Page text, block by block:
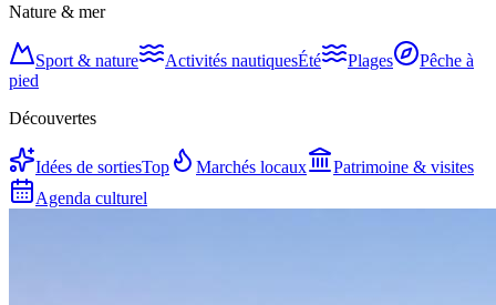
Nature & mer
Sport & nature Activités nautiquesÉté Plages
Pêche à
pied
Découvertes
Idées de sortiesTop Marchés locaux
Patrimoine & visites
Agenda culturel